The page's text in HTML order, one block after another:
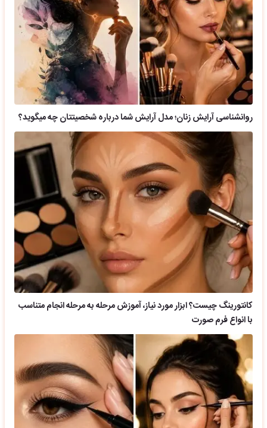
روانشناسی آرایش زنان؛ مدل آرایش شما درباره شخصیتتان چه میگوید؟
کانتورینگ چیست؟ ابزار مورد نیاز، آموزش مرحله به مرحله انجام متناسب
با انواع فرم صورت